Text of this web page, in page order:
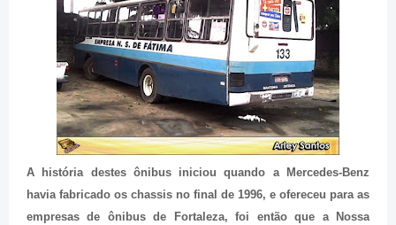
A história destes ônibus iniciou quando a Mercedes-Benz
havia fabricado os chassis no final de 1996, e ofereceu para as
empresas de ônibus de Fortaleza, foi então que a Nossa